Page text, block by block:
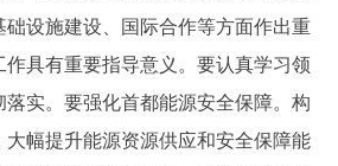
阳光政务
设施建设、国际合作等方面作出重
具有重要指导意义。要认真学习领
实。要强化首都能源安全保障。构
幅提升能源资源供应和安全保障能